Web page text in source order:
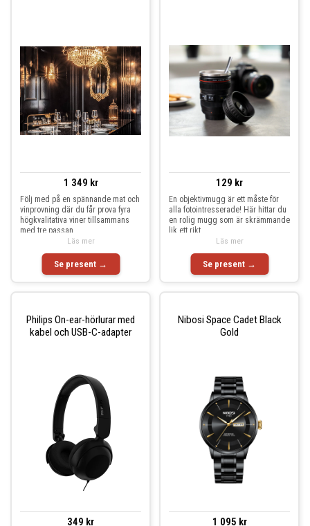
1 349 kr
Följ med på en spännande mat och
vinprovning där du får prova fyra
högkvalitativa viner tillsammans
med tre passan
Se present →
Läs mer
129 kr
En objektivmugg är ett måste för
alla fotointresserade! Här hittar du
en rolig mugg som är skrämmande
lik ett rikt
Se present →
Läs mer
Philips On-ear-hörlurar med
kabel och USB-C-adapter
349 kr
Nibosi Space Cadet Black
Gold
1 095 kr